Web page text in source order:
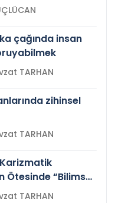
GÜÇLÜCAN
çağında insan
Prof.Dr. Nevzat TARHAN
zihinsel
Prof.Dr. Nevzat TARHAN
Ötesinde “Bilimsel
Prof.Dr. Nevzat TARHAN